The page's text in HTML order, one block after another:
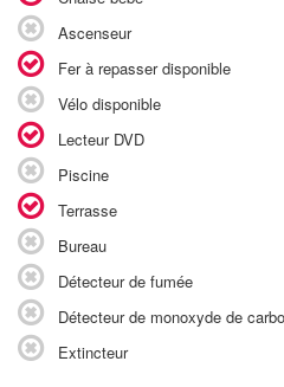
Ascenseur
Fer à repasser disponible
Vélo disponible
Lecteur DVD
Piscine
Terrasse
Bureau
Détecteur de fumée
Détecteur de monoxyde de
Extincteur